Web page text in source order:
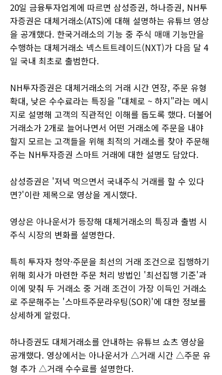
20일 금융투자업계에 따르면 삼성증권, 하나증권, NH투
자증권은 대체거래소(ATS)에 대해 설명하는 유튜브 영상
을 공개했다. 한국거래소의 기능 중 주식 매매 기능만을
수행하는 대체거래소 넥스트트레이드(NXT)가 다음 달 4
일 국내 최초로 출범한다.
NH투자증권은 대체거래소의 거래 시간 연장, 주문 유형
확대, 낮은 수수료라는 특징을 "대체로 ~ 하지"라는 메시
지로 설명해 고객의 직관적인 이해를 돕도록 했다. 더불어
거래소가 2개로 늘어나면서 어떤 거래소에 주문을 내야
할지 모르는 고객들을 위해 최적의 거래소를 찾아 주문해
주는 NH투자증권 스마트 거래에 대한 설명도 담았다.
삼성증권은 '저녁 먹으면서 국내주식 거래를 할 수 있다
면?'이란 제목으로 영상을 게시했다.
영상은 아나운서가 등장해 대체거래소의 특징과 출범 시
주식 시장의 변화를 설명한다.
특히 투자자 청약·주문을 최선의 거래 조건으로 집행하기
위해 회사가 마련한 주문 처리 방법인 '최선집행 기준'과
이에 맞춰 두 거래소 중 거래 조건이 가장 이득인 거래소
로 주문해주는 '스마트주문라우팅(SOR)'에 대한 정보를
상세하게 알렸다.
하나증권도 대체거래소를 안내하는 유튜브 쇼츠 영상을
공개했다. 영상에서는 아나운서가 △거래 시간 △주문 유
형 추가 △거래 수수료를 설명한다.